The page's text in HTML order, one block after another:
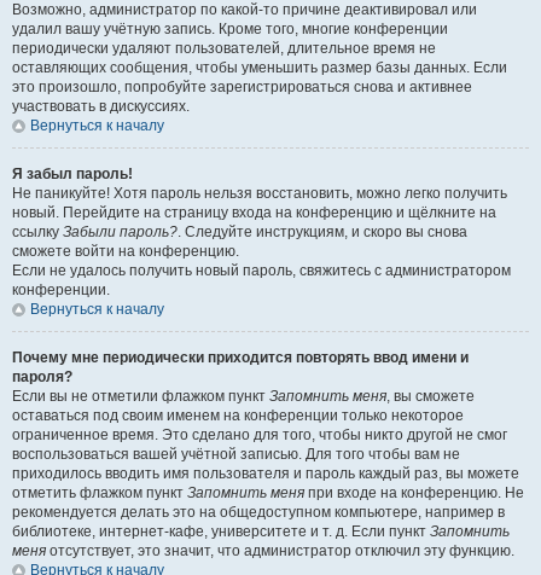
Возможно, администратор по какой-то причине деактивировал или
удалил вашу учётную запись. Кроме того, многие конференции
периодически удаляют пользователей, длительное время не
оставляющих сообщения, чтобы уменьшить размер базы данных. Если
это произошло, попробуйте зарегистрироваться снова и активнее
участвовать в дискуссиях.
Вернуться к началу
Я забыл пароль!
Не паникуйте! Хотя пароль нельзя восстановить, можно легко получить
новый. Перейдите на страницу входа на конференцию и щёлкните на
ссылку Забыли пароль?. Следуйте инструкциям, и скоро вы снова
сможете войти на конференцию.
Если не удалось получить новый пароль, свяжитесь с администратором
конференции.
Вернуться к началу
Почему мне периодически приходится повторять ввод имени и
пароля?
Если вы не отметили флажком пункт Запомнить меня, вы сможете
оставаться под своим именем на конференции только некоторое
ограниченное время. Это сделано для того, чтобы никто другой не смог
воспользоваться вашей учётной записью. Для того чтобы вам не
приходилось вводить имя пользователя и пароль каждый раз, вы можете
отметить флажком пункт Запомнить меня при входе на конференцию. Не
рекомендуется делать это на общедоступном компьютере, например в
библиотеке, интернет-кафе, университете и т. д. Если пункт Запомнить
меня отсутствует, это значит, что администратор отключил эту функцию.
Вернуться к началу